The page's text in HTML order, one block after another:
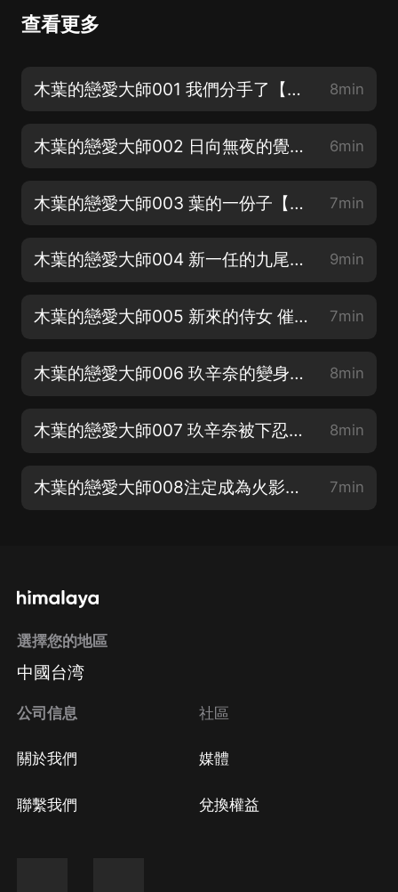
查看更多
木葉的戀愛大師001 我們分手了【新書上架！求月票！催更小助手：XiZiRuQi】 8min
木葉的戀愛大師002 日向無夜的覺醒【月票前10名有紅包可拿】 6min
木葉的戀愛大師003 葉的一份子【求訂閱❤求月票❤微找 XiZiRuQi一起談戀愛吧】 7min
木葉的戀愛大師004 新一任的九尾人力柱【一起談戀愛吧！XiZiRuQi】 9min
木葉的戀愛大師005 新來的侍女 催更：XiZiRuQi 7min
木葉的戀愛大師006 玖辛奈的變身術被戳穿|每月月票榜前10贏紅包 8min
木葉的戀愛大師007 玖辛奈被下忍欺負|每月月票榜前10贏紅包 8min
木葉的戀愛大師008注定成為火影的男人【參與評論搶紅包大獎】 7min
選擇您的地區
中國台湾
公司信息
關於我們
聯繫我們
社區
媒體
兌換權益